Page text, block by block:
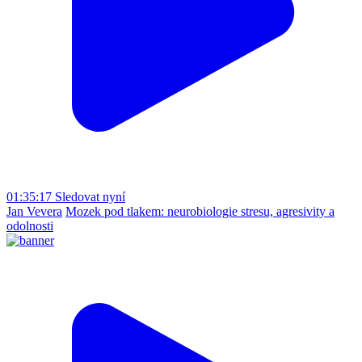
01:35:17 Sledovat nyní
Jan Vevera Mozek pod tlakem: neurobiologie stresu, agresivity a
odolnosti